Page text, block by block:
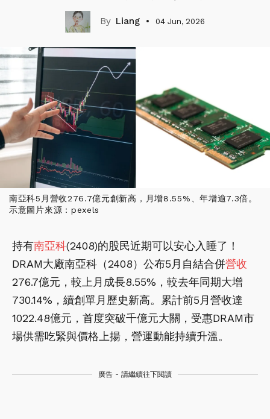
Liang 04 Jun, 2026
南亞科5月營收276.7億元創新高，月增8.55%、年增逾7.3倍。
示意圖片來源：pexels
持有南亞科(2408)的股民近期可以安心入睡了！
DRAM大廠南亞科（2408）公布5月自結合併營收
276.7億元，較上月成長8.55%，較去年同期大增
730.14%，續創單月歷史新高。累計前5月營收達
1022.48億元，首度突破千億元大關，受惠DRAM市
場供需吃緊與價格上揚，營運動能持續升溫。
廣告 - 請繼續往下閱讀